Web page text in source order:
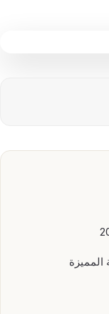
المميزة